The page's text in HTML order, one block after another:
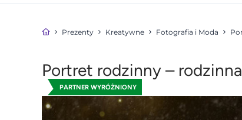
Prezenty Kreatywne Fotografia i Moda
Portret rodzinny –
PARTNER WYRÓŻNIONY